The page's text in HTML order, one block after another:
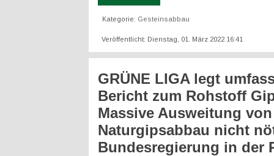
Kategorie: Gesteinsabbau
Veröffentlicht: Dienstag, 01. März 2022 16:41
GRÜNE LIGA legt
Bericht zum Rohstoff
Massive Ausweitung von
Naturgipsabbau nicht
Bundesregierung in der